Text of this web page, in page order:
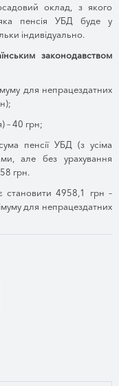
оклад, з якого
яка пенсія УБД буде у
індивідуально.
законодавством
для непрацездатних
– 40 грн;
пенсії УБД (з усіма
але без урахування
грн.
4958,1 грн –
для непрацездатних